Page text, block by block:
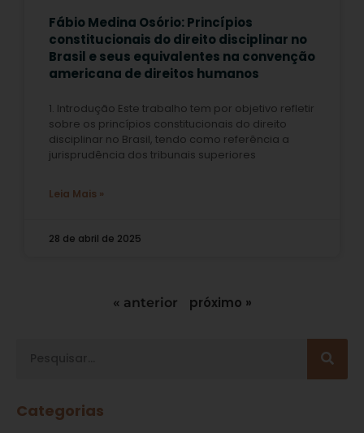
Fábio Medina Osório: Princípios
constitucionais do direito disciplinar no
Brasil e seus equivalentes na convenção
americana de direitos humanos
1. Introdução Este trabalho tem por objetivo refletir
sobre os princípios constitucionais do direito
disciplinar no Brasil, tendo como referência a
jurisprudência dos tribunais superiores
Leia Mais »
28 de abril de 2025
« anterior próximo »
Categorias